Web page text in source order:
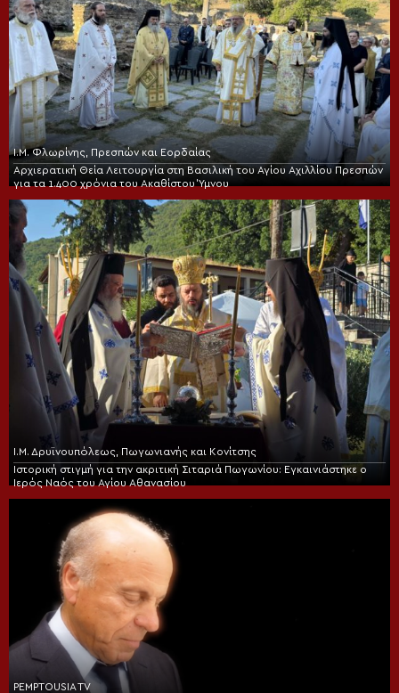
Ι.Μ. Φλωρίνης, Πρεσπών και Εορδαίας
Αρχιερατική Θεία Λειτουργία στη Βασιλική του Αγίου Αχιλλίου Πρεσπών
για τα 1.400 χρόνια του Ακαθίστου Ύμνου
Ι.Μ. Δρυϊνουπόλεως, Πωγωνιανής και Κονίτσης
Ιστορική στιγμή για την ακριτική Σιταριά Πωγωνίου: Εγκαινιάστηκε ο
Ιερός Ναός του Αγίου Αθανασίου
PEMPTOUSIA TV